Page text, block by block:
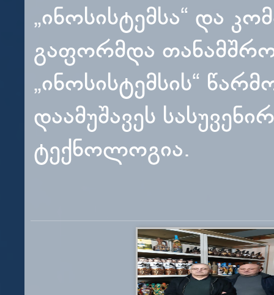
„ინოსისტემსა“ და
გაფორმდა
„ინოსისტემსის“
დაამუშავეს
ტექნოლოგია.